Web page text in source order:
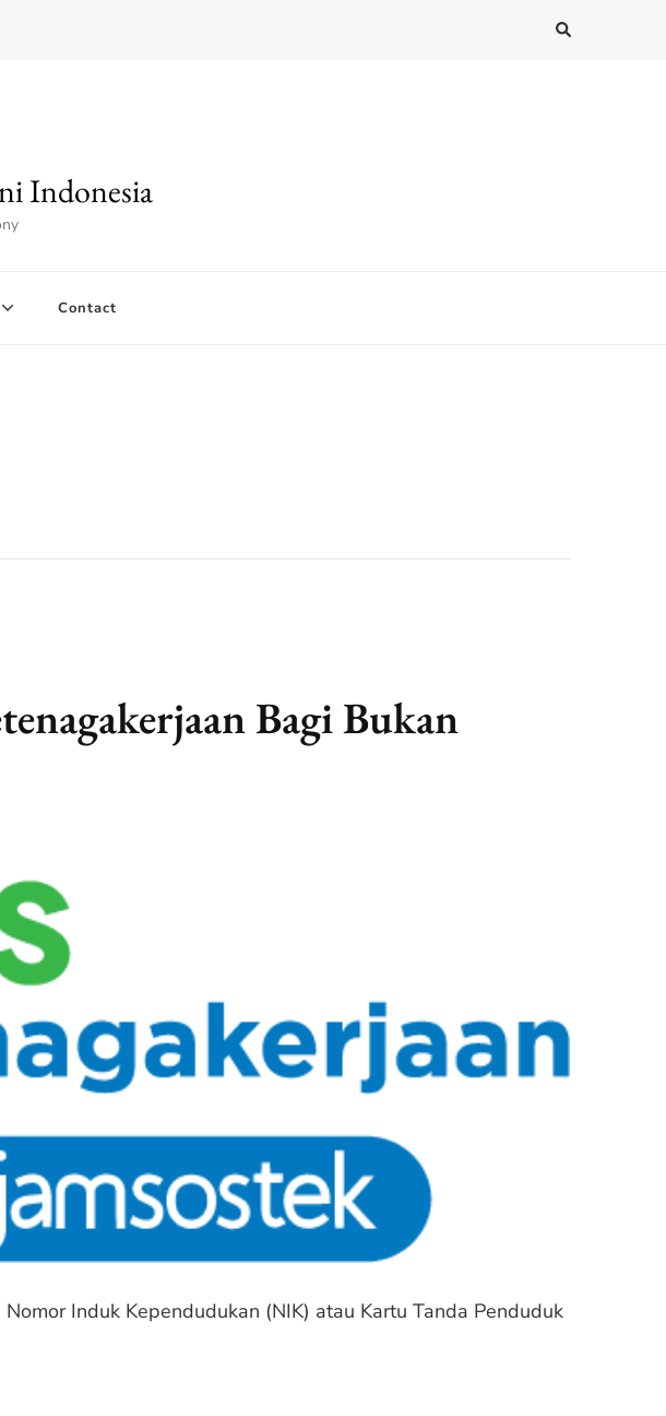
Indonesia
Contact
Bagi Bukan
Induk Kependudukan (NIK) atau Kartu Tanda Penduduk